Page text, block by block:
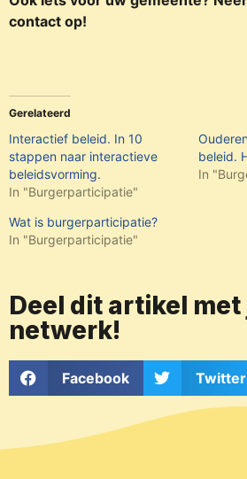
contact op!
Gerelateerd
Interactief beleid. In 10
stappen naar interactieve
beleidsvorming.
In "Burgerparticipatie"
beleid.
In
Wat is burgerparticipatie?
In "Burgerparticipatie"
Deel dit artikel
netwerk!
Facebook Twitter